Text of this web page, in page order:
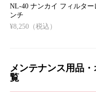
NL-40 ナンカイ フィルター
ンチ
¥8,250（税込）
メンテナンス用品
覧